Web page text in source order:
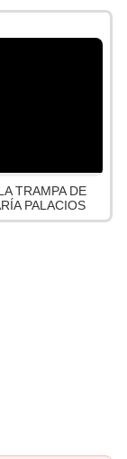
TRAMPA DE
PALACIOS